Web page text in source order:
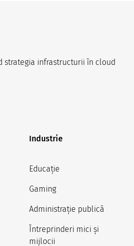
strategia infrastructurii în cloud
Industrie
Educație
Gaming
Administrație publică
Întreprinderi mici și
mijlocii